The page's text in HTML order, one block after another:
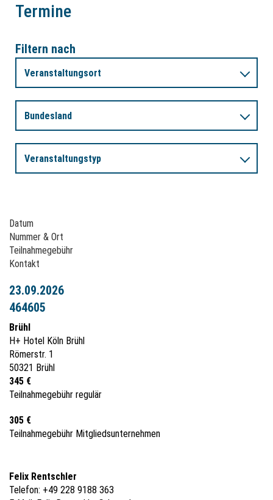
Termine
Filtern nach
Veranstaltungsort
Bundesland
Veranstaltungstyp
Datum
Nummer & Ort
Teilnahmegebühr
Kontakt
23.09.2026
464605
Brühl
H+ Hotel Köln Brühl
Römerstr. 1
50321 Brühl
345 €
Teilnahmegebühr regulär
305 €
Teilnahmegebühr Mitgliedsunternehmen
Felix Rentschler
Telefon: +49 228 9188 363